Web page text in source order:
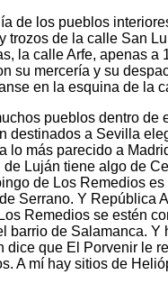
de los pueblos
trozos de la calle San
la calle Arfe, apenas a
su mercería y su
en la esquina de la
pueblos dentro de
destinados a Sevilla
lo más parecido a
Luján tiene algo de
de Los Remedios es
Serrano. Y República
Remedios se estén
barrio de Salamanca. Y
dice que El Porvenir le
A mí hay sitios de